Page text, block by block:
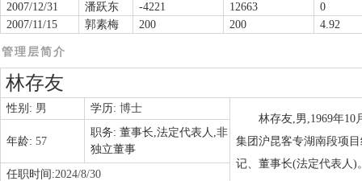
2007/12/31
潘跃东 -4221 12663
0
2007/11/15
郭素梅 200 200 4.92
管理层简介
林存友
性别: 男 学历: 博士
林存友,男,1969年
集团沪昆客专湖南段项
记、董事长(法定代表人)
年龄: 57
职务: 董事长,法定代表人,非
独立董事
任职时间:2024/8/30